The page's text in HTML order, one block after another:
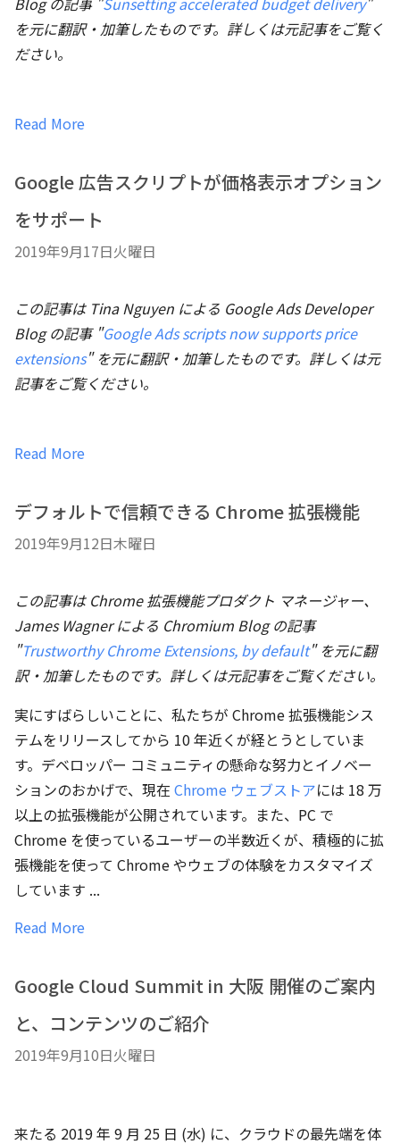
を元に翻訳・加筆したものです。詳しくは元記事をご覧く
ださい。
Read More
Google 広告スクリプトが価格表示オプション
をサポート
2019年9月17日火曜日
この記事は Tina Nguyen による Google Ads Developer
Blog の記事 "Google Ads scripts now supports price
extensions" を元に翻訳・加筆したものです。詳しくは元
記事をご覧ください。
Read More
デフォルトで信頼できる Chrome 拡張機能
2019年9月12日木曜日
この記事は Chrome 拡張機能プロダクト マネージャー、
James Wagner による Chromium Blog の記事
"Trustworthy Chrome Extensions, by default" を元に翻
訳・加筆したものです。詳しくは元記事をご覧ください。
実にすばらしいことに、私たちが Chrome 拡張機能シス
テムをリリースしてから 10 年近くが経とうとしていま
す。デベロッパー コミュニティの懸命な努力とイノベー
ションのおかげで、現在 Chrome ウェブストアには 18 万
以上の拡張機能が公開されています。また、PC で
Chrome を使っているユーザーの半数近くが、積極的に拡
張機能を使って Chrome やウェブの体験をカスタマイズ
しています ...
Read More
Google Cloud Summit in 大阪 開催のご案内
と、コンテンツのご紹介
2019年9月10日火曜日
来たる 2019 年 9 月 25 日 (水) に、クラウドの最先端を体